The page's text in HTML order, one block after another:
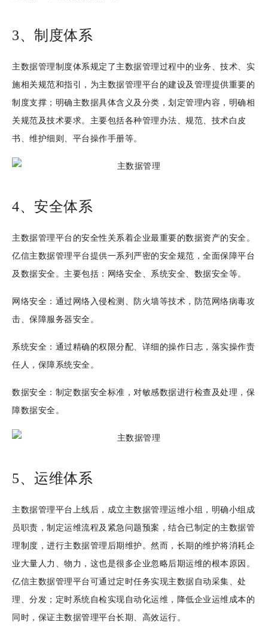
3、制度体系
主数据管理制度体系规定了主数据管理过程中的业务、技术、实
施相关规范和指引，为主数据管理平台的建设及管理提供重要的
制度支撑；明确主数据具体含义及分类，划定管理内容，明确相
关规范及技术要求。主要包括各种管理办法、规范、技术白皮
书、维护细则、平台操作手册等。
4、安全体系
主数据管理平台的安全性关系着企业最重要的数据资产的安全。
亿信主数据管理平台提供一系列严密的安全规范，全面保障平台
及数据安全。主要包括：网络安全、系统安全、数据安全等。
网络安全：通过网络入侵检测、防火墙等技术，防范网络病毒攻
击、保障服务器安全。
系统安全：通过精确的权限分配、详细的操作日志，落实操作责
任人，保障系统安全。
数据安全：制定数据安全标准，对敏感数据进行检查及处理，保
障数据安全。
5、运维体系
主数据管理平台上线后，成立主数据管理运维小组，明确小组成
员职责，制定运维流程及紧急问题预案，结合已制定的主数据管
理制度，进行主数据管理后期维护。然而，长期的维护将消耗企
业大量人力、物力，这也是很多企业忽略后期运维的根本原因。
亿信主数据管理平台可通过定时任务实现主数据自动采集、处
理、分发；定时系统自检实现自动化运维，降低企业运维成本的
同时，保证主数据管理平台长期、高效运行。